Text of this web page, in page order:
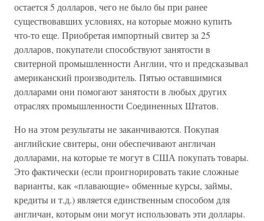
остается 5 долларов, чего не было бы при ранее
существовавших условиях, на которые можно купить
что-то еще. Приобретая импортный свитер за 25
долларов, покупатели способствуют занятости в
свитерной промышленности Англии, что и предсказывал
американский производитель. Пятью оставшимися
долларами они помогают занятости в любых других
отраслях промышленности Соединенных Штатов.
Но на этом результаты не заканчиваются. Покупая
английские свитеры, они обеспечивают англичан
долларами, на которые те могут в США покупать товары.
Это фактически (если проигнорировать такие сложные
варианты, как «плавающие» обменные курсы, займы,
кредиты и т.д.) является единственным способом для
англичан, которым они могут использовать эти доллары.